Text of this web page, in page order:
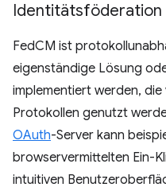
Identitätsföderation
FedCM ist
eigenständige Lösung
implementiert werden,
Protokollen genutzt
OAuth-Server kann
browservermittelten Ein-
intuitiven